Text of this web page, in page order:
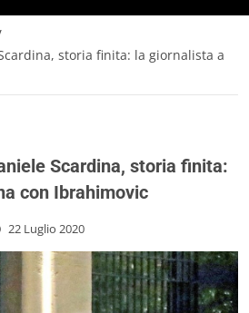
storia finita: la giornalista a
Scardina, storia finita:
con Ibrahimovic
22 Luglio 2020